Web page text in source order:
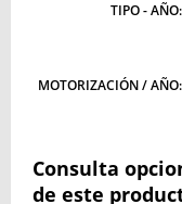
TIPO - AÑO:
MOTORIZACIÓN / AÑO:
Consulta
de este